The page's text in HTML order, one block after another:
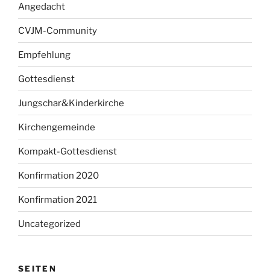
Angedacht
CVJM-Community
Empfehlung
Gottesdienst
Jungschar&Kinderkirche
Kirchengemeinde
Kompakt-Gottesdienst
Konfirmation 2020
Konfirmation 2021
Uncategorized
SEITEN